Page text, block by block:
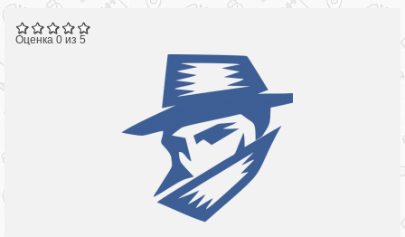
Оценка 0 из 5